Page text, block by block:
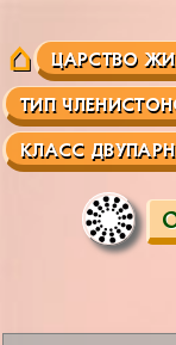
ЦАРСТВО
ТИП
КЛАСС